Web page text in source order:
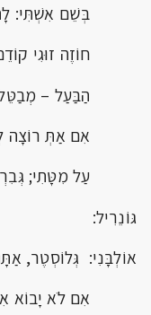
בְּשֵׁם אִשְׁתִּי: לָהּ
חוֹזֶה זוּגִי
הַבַּעַל – מְבַטֵּל
אִם אַתְּ רוֹצָה
עַל מִטָּתִי;
גּוֹנֵרִיל:
אוֹלְבָּנִי: גְּלוֹסְטֶר,
אִם לֹא יָבוֹא